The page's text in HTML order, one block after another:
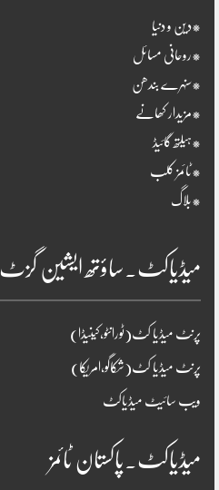
*دین و دنیا
*روحانی مسائل
*سنہرے بندھن
*مزیدار کھانے
*ہیلتھ گائیڈ
*ٹائمز کلب
*بلاگ
میڈیاکٹ۔ساؤتھ ایشین گزٹ
پرنٹ میڈیا کٹ(ٹورانٹو،کینیڈا)
پرنٹ میڈیا کٹ(شکاگو،امریکا)
ویب سائیٹ میڈیاکٹ
میڈیاکٹ۔پاکستان ٹائمز